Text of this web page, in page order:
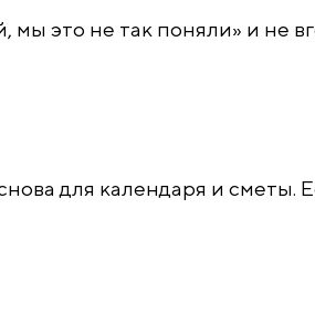
мы это не так поняли» и не
для календаря и сметы.